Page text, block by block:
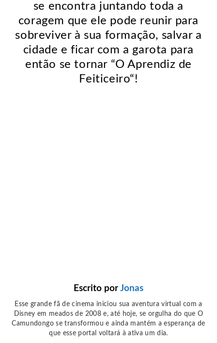
se encontra juntando toda a
coragem que ele pode reunir para
sobreviver à sua formação, salvar a
cidade e ficar com a garota para
então se tornar “O Aprendiz de
Feiticeiro“!
Escrito por Jonas
Esse grande fã de cinema iniciou sua aventura virtual com a
Disney em meados de 2008 e, até hoje, se orgulha do que O
Camundongo se transformou e ainda mantém a esperança de
que esse portal voltará à ativa um dia.